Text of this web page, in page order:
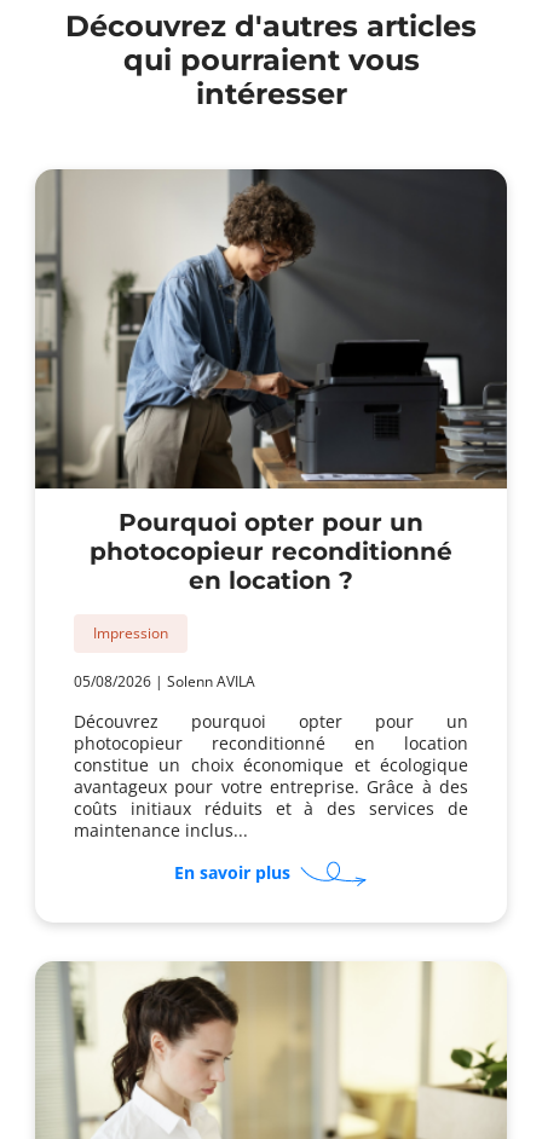
Découvrez d'autres articles
qui pourraient vous
intéresser
Pourquoi opter pour un
photocopieur reconditionné
en location ?
Impression
05/08/2026 | Solenn AVILA
Découvrez pourquoi opter pour un
photocopieur reconditionné en location
constitue un choix économique et écologique
avantageux pour votre entreprise. Grâce à des
coûts initiaux réduits et à des services de
maintenance inclus...
En savoir plussur
Pourquoi
un